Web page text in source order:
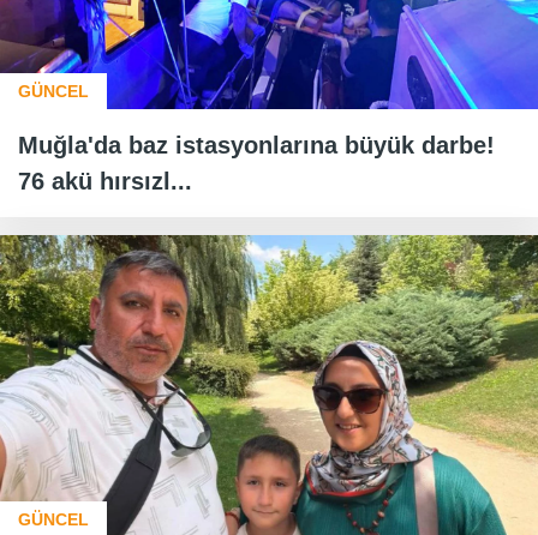
GÜNCEL
Muğla'da baz istasyonlarına büyük darbe!
76 akü hırsızl...
GÜNCEL